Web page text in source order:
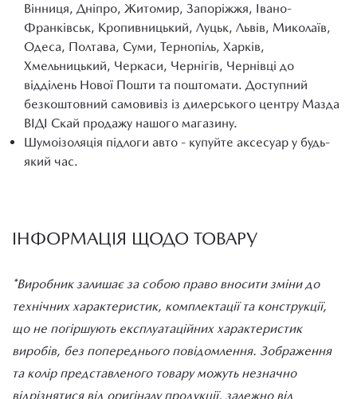
Вінниця, Дніпро, Житомир, Запоріжжя, Івано-
Франківськ, Кропивницький, Луцьк, Львів, Миколаїв,
Одеса, Полтава, Суми, Тернопіль, Харків,
Хмельницький, Черкаси, Чернігів, Чернівці до
відділень Нової Пошти та поштомати. Доступний
безкоштовний самовивіз із дилерського центру Мазда
ВІДІ Скай продажу нашого магазину.
Шумоізоляція підлоги авто - купуйте аксесуар у будь-
який час.
ІНФОРМАЦІЯ ЩОДО ТОВАРУ
*Виробник залишає за собою право вносити зміни до
технічних характеристик, комплектації та конструкції,
що не погіршують експлуатаційних характеристик
виробів, без попереднього повідомлення. Зображення
та колір представленого товару можуть незначно
відрізнятися від оригіналу продукції, залежно від